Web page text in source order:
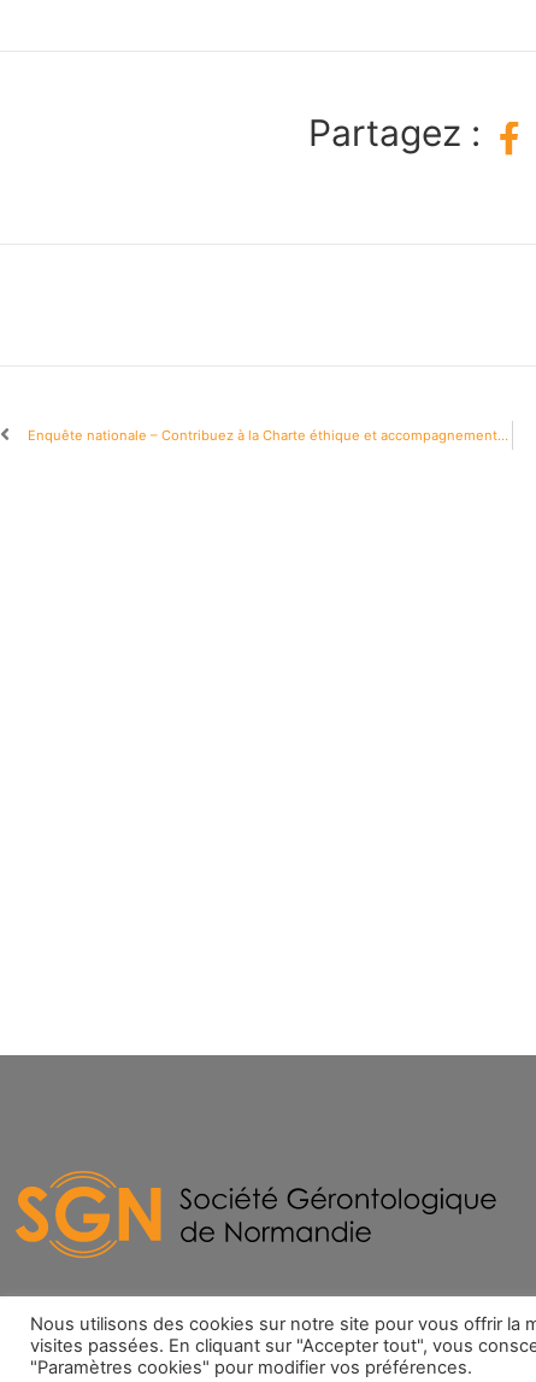
Partagez :
Enquête nationale – Contribuez à la Charte éthique et accompagnement du grand âge
Maison des Associations
Boite à lettres n° 89
11 avenue Pasteur – 76000 ROUEN
Nous utilisons des cookies sur notre site pour vous offrir la
visites passées. En cliquant sur "Accepter tout", vous
"Paramètres cookies" pour modifier vos préférences.